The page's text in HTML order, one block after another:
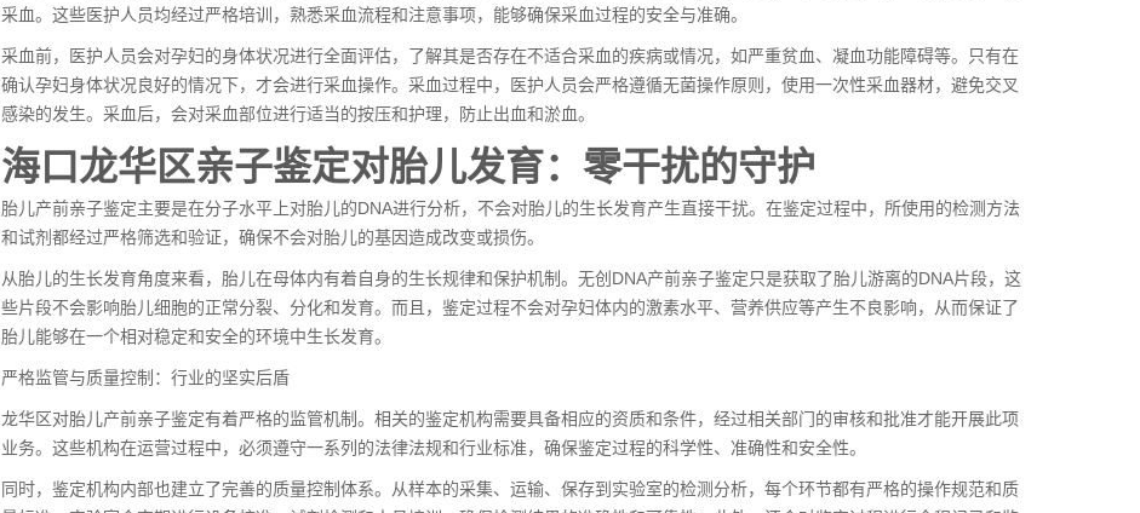
采血。这些医护人员均经过严格培训，熟悉采血流程和注意事项，能够确保采血过程的安全与准确。
采血前，医护人员会对孕妇的身体状况进行全面评估，了解其是否存在不适合采血的疾病或情况，如严重贫血、凝血功能障碍等。只有在
确认孕妇身体状况良好的情况下，才会进行采血操作。采血过程中，医护人员会严格遵循无菌操作原则，使用一次性采血器材，避免交叉
感染的发生。采血后，会对采血部位进行适当的按压和护理，防止出血和淤血。
海口龙华区亲子鉴定对胎儿发育：零干扰的守护
胎儿产前亲子鉴定主要是在分子水平上对胎儿的DNA进行分析，不会对胎儿的生长发育产生直接干扰。在鉴定过程中，所使用的检测方法
和试剂都经过严格筛选和验证，确保不会对胎儿的基因造成改变或损伤。
从胎儿的生长发育角度来看，胎儿在母体内有着自身的生长规律和保护机制。无创DNA产前亲子鉴定只是获取了胎儿游离的DNA片段，这
些片段不会影响胎儿细胞的正常分裂、分化和发育。而且，鉴定过程不会对孕妇体内的激素水平、营养供应等产生不良影响，从而保证了
胎儿能够在一个相对稳定和安全的环境中生长发育。
严格监管与质量控制：行业的坚实后盾
龙华区对胎儿产前亲子鉴定有着严格的监管机制。相关的鉴定机构需要具备相应的资质和条件，经过相关部门的审核和批准才能开展此项
业务。这些机构在运营过程中，必须遵守一系列的法律法规和行业标准，确保鉴定过程的科学性、准确性和安全性。
同时，鉴定机构内部也建立了完善的质量控制体系。从样本的采集、运输、保存到实验室的检测分析，每个环节都有严格的操作规范和质